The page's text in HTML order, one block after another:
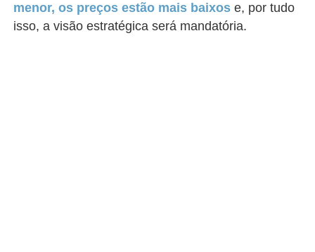
menor, os preços estão mais baixos e, por tudo
isso, a visão estratégica será mandatória.